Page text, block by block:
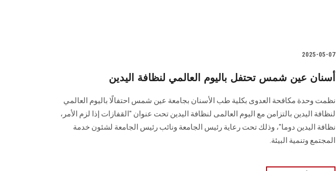
2025-05-07
أسنان عين شمس تحتفل باليوم العالمي لنظافة اليدين
نظمت وحدة مكافحة العدوى بكلية طب الأسنان بجامعة عين شمس احتفالًا باليوم العالمي
لنظافة اليدين بالتزامن مع اليوم العالمى لنظافة اليدين تحت عنوان "القفازات إذا لزم الأمر،
نظافة اليدين دوما"، وذلك تحت رعاية رئيس الجامعة ونائب رئيس الجامعة لشئون خدمة
المجتمع وتنمية البيئة.